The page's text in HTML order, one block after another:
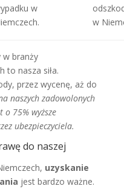
w
w
w branży
to nasza siła.
przez wycenę, aż do
naszych zadowolonych
75% wyższe
ubezpieczyciela.
do naszej
uzyskanie
jest bardzo ważne.